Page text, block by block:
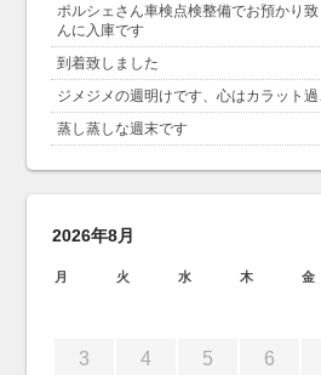
ポルシェさん車検点検整備でお預かり
んに入庫です
到着致しました
ジメジメの週明けです、心はカラット
蒸し蒸しな週末です
2026年8月
月 火 水 木 金
3 4 5 6